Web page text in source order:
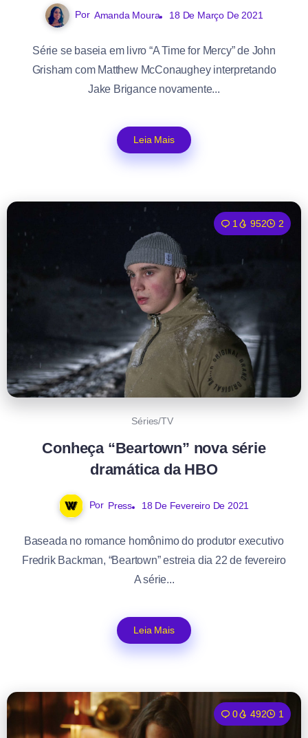
Por Amanda Moura 18 De Março De 2021
Série se baseia em livro “A Time for Mercy” de John
Grisham com Matthew McConaughey interpretando
Jake Brigance novamente...
Leia Mais
1 952 2
Séries/TV
Conheça “Beartown” nova série
dramática da HBO
Por Press 18 De Fevereiro De 2021
Baseada no romance homônimo do produtor executivo
Fredrik Backman, “Beartown” estreia dia 22 de fevereiro
A série...
Leia Mais
0 492 1